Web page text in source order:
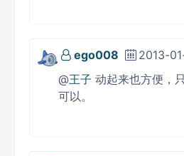
ego008
2013-
@王子 动起来也方便，
可以。